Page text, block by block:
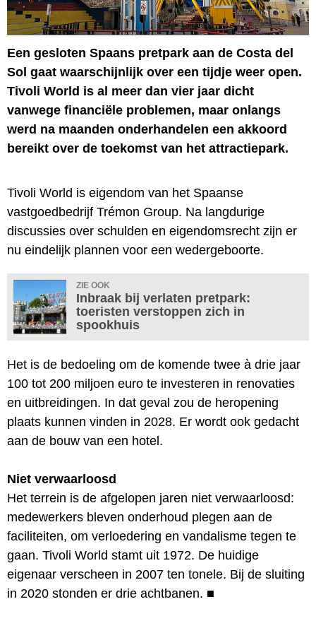
Een gesloten Spaans pretpark aan de Costa del
Sol gaat waarschijnlijk over een tijdje weer open.
Tivoli World is al meer dan vier jaar dicht
vanwege financiële problemen, maar onlangs
werd na maanden onderhandelen een akkoord
bereikt over de toekomst van het attractiepark.
Tivoli World is eigendom van het Spaanse
vastgoedbedrijf Trémon Group. Na langdurige
discussies over schulden en eigendomsrecht zijn er
nu eindelijk plannen voor een wedergeboorte.
ZIE OOK
Inbraak bij verlaten pretpark:
toeristen verstoppen zich in
spookhuis
Het is de bedoeling om de komende twee à drie jaar
100 tot 200 miljoen euro te investeren in renovaties
en uitbreidingen. In dat geval zou de heropening
plaats kunnen vinden in 2028. Er wordt ook gedacht
aan de bouw van een hotel.
Niet verwaarloosd
Het terrein is de afgelopen jaren niet verwaarloosd:
medewerkers bleven onderhoud plegen aan de
faciliteiten, om verloedering en vandalisme tegen te
gaan. Tivoli World stamt uit 1972. De huidige
eigenaar verscheen in 2007 ten tonele. Bij de sluiting
in 2020 stonden er drie achtbanen. ■